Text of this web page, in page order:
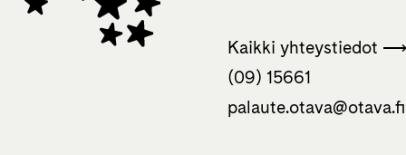
Kaikki yhteystiedot
(09) 15661
palaute.otava­@otava.fi